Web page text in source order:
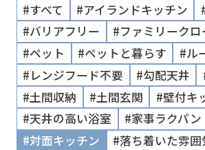
#すべて #アイランドキッチン
#バリアフリー
#ファミリークロ
#ペット
#ペットと暮らす
#ル
#レンジフード不要
#勾配天井
#土間収納
#土間玄関
#壁付キ
#天井の高い浴室
#家事ラクパン
#対面キッチン
#落ち着いた雰囲